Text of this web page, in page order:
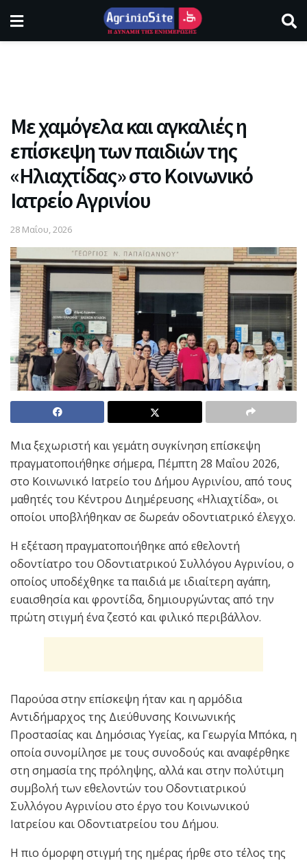
Με χαμόγελα και αγκαλιές η
επίσκεψη των παιδιών της
«Ηλιαχτίδας» στο Κοινωνικό
Ιατρείο Αγρινίου
28 Μαΐου, 2026
Μια ξεχωριστή και γεμάτη συγκίνηση επίσκεψη
πραγματοποιήθηκε σήμερα, Πέμπτη 28 Μαΐου 2026,
στο Κοινωνικό Ιατρείο του Δήμου Αγρινίου, από τους
μαθητές του Κέντρου Διημέρευσης «Ηλιαχτίδα», οι
οποίοι υποβλήθηκαν σε δωρεάν οδοντιατρικό έλεγχο.
Η εξέταση πραγματοποιήθηκε από εθελοντή
οδοντίατρο του Οδοντιατρικού Συλλόγου Αγρινίου, ο
οποίος υποδέχθηκε τα παιδιά με ιδιαίτερη αγάπη,
ευαισθησία και φροντίδα, δημιουργώντας από την
πρώτη στιγμή ένα ζεστό και φιλικό περιβάλλον.
Παρούσα στην επίσκεψη ήταν και η αρμόδια
Αντιδήμαρχος της Διεύθυνσης Κοινωνικής
Προστασίας και Δημόσιας Υγείας, κα Γεωργία Μπόκα, η
οποία συνομίλησε με τους συνοδούς και αναφέρθηκε
στη σημασία της πρόληψης, αλλά και στην πολύτιμη
συμβολή των εθελοντών του Οδοντιατρικού
Συλλόγου Αγρινίου στο έργο του Κοινωνικού
Ιατρείου και Οδοντιατρείου του Δήμου.
Η πιο όμορφη στιγμή της ημέρας ήρθε στο τέλος της